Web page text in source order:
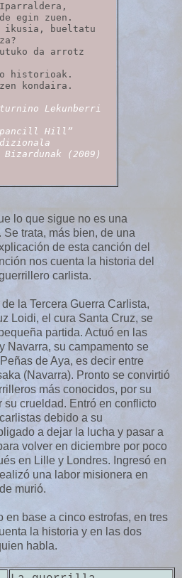
egin zuen.
ikusia, bueltatu
da arrotz
historioak.
kondaira.
Lekunberri
Hill”
(2009)
lo que sigue no es una
trata, más bien, de una
de esta canción del
nos cuenta la historia del
carlista.
la Tercera Guerra Carlista,
Loidi, el cura Santa Cruz, se
partida. Actuó en las
Navarra, su campamento se
de Aya, es decir entre
(Navarra). Pronto se convirtió
más conocidos, por su
su crueldad. Entró en conflicto
debido a su
a dejar la lucha y pasar a
volver en diciembre por poco
en Lille y Londres. Ingresó en
una labor misionera en
murió.
en base a cinco estrofas, en tres
la historia y en las dos
habla.